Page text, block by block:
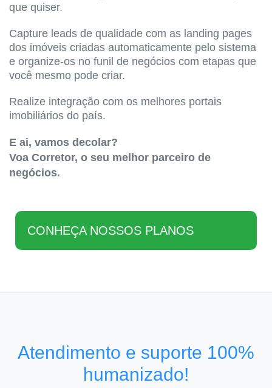
que quiser.
Capture leads de qualidade com as landing pages
dos imóveis criadas automaticamente pelo sistema
e organize-os no funil de negócios com etapas que
você mesmo pode criar.
Realize integração com os melhores portais
imobiliários do país.
E ai, vamos decolar?
Voa Corretor, o seu melhor parceiro de
negócios.
CONHEÇA NOSSOS PLANOS
Atendimento e suporte 100%
humanizado!